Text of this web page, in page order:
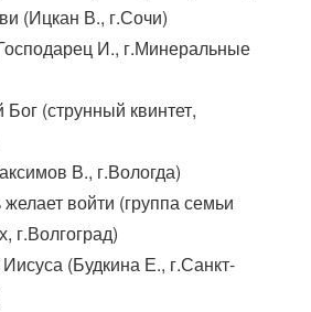
(Ицкан В., г.Сочи)
И., г.Минеральные
(струнный квинтет,
В., г.Вологда)
войти (группа семьи
г.Волгоград)
(Будкина Е., г.Санкт-